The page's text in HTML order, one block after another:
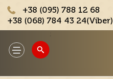
+38 (095) 788 12 68
+38 (068) 784 43 24(Viber)
Toggle
navigation